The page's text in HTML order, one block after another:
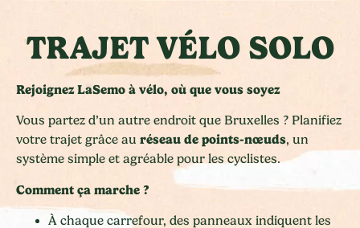
TRAJET VÉLO SOLO
Rejoignez LaSemo à vélo, où que vous soyez
Vous partez d’un autre endroit que Bruxelles ? Planifiez
votre trajet grâce au réseau de points-nœuds, un
système simple et agréable pour les cyclistes.
Comment ça marche ?
À chaque carrefour, des panneaux indiquent les